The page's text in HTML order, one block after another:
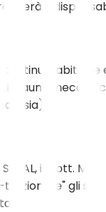
il Dott.
gli